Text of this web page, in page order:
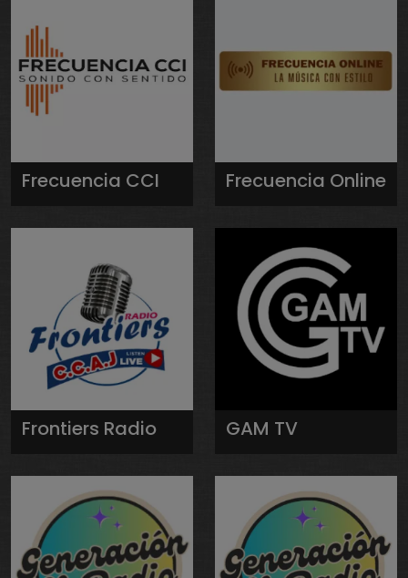
Frecuencia CCI Frecuencia Online
Frontiers Radio GAM TV